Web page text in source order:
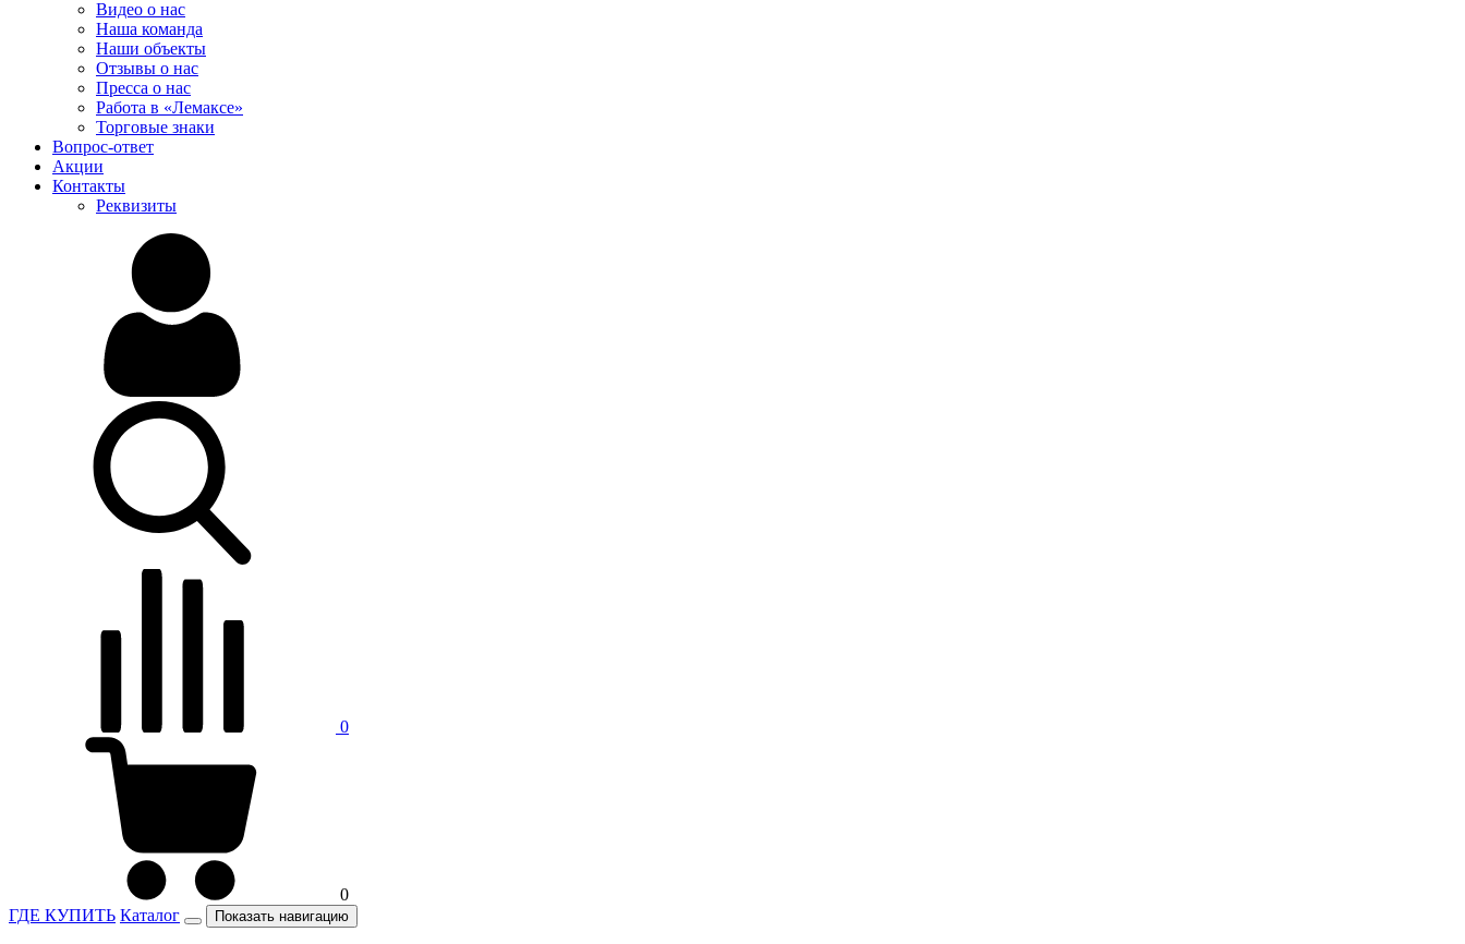
Видео о нас
Наша команда
Наши объекты
Отзывы о нас
Пресса о нас
Работа в «Лемаксе»
Торговые знаки
Вопрос-ответ
Акции
Контакты
Реквизиты
0
0
ГДЕ КУПИТЬ Каталог Показать навигацию